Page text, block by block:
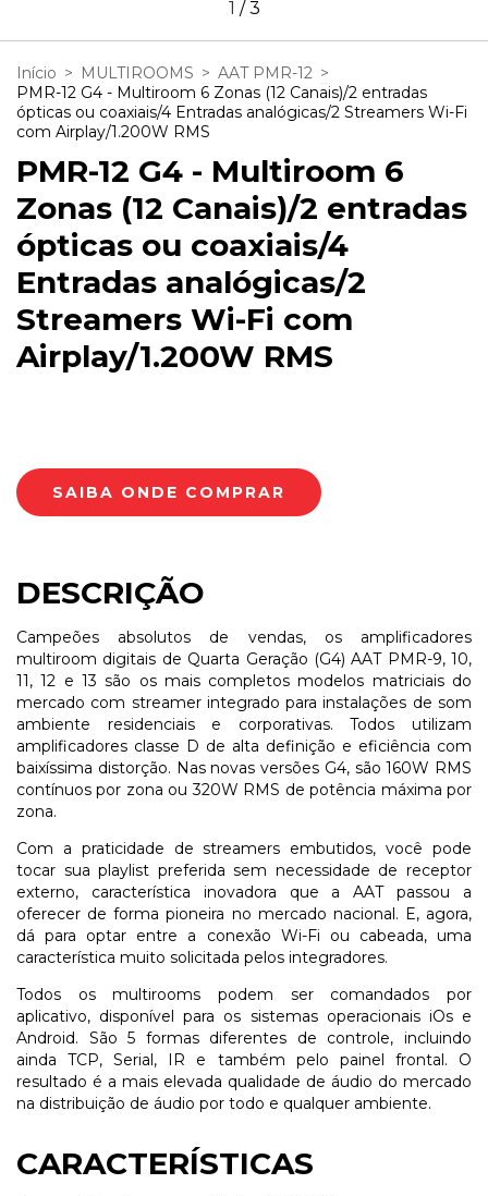
1 /3
Início > MULTIROOMS > AAT PMR-12 >
PMR-12 G4 - Multiroom 6 Zonas (12 Canais)/2 entradas
ópticas ou coaxiais/4 Entradas analógicas/2 Streamers Wi-Fi
com Airplay/1.200W RMS
PMR-12 G4 - Multiroom 6
Zonas (12 Canais)/2 entradas
ópticas ou coaxiais/4
Entradas analógicas/2
Streamers Wi-Fi com
Airplay/1.200W RMS
DESCRIÇÃO
Campeões absolutos de vendas, os amplificadores
multiroom digitais de Quarta Geração (G4) AAT PMR-9, 10,
11, 12 e 13 são os mais completos modelos matriciais do
mercado com streamer integrado para instalações de som
ambiente residenciais e corporativas. Todos utilizam
amplificadores classe D de alta definição e eficiência com
baixíssima distorção. Nas novas versões G4, são 160W RMS
contínuos por zona ou 320W RMS de potência máxima por
zona.
Com a praticidade de streamers embutidos, você pode
tocar sua playlist preferida sem necessidade de receptor
externo, característica inovadora que a AAT passou a
oferecer de forma pioneira no mercado nacional. E, agora,
dá para optar entre a conexão Wi-Fi ou cabeada, uma
característica muito solicitada pelos integradores.
Todos os multirooms podem ser comandados por
aplicativo, disponível para os sistemas operacionais iOs e
Android. São 5 formas diferentes de controle, incluindo
ainda TCP, Serial, IR e também pelo painel frontal. O
resultado é a mais elevada qualidade de áudio do mercado
na distribuição de áudio por todo e qualquer ambiente.
CARACTERÍSTICAS